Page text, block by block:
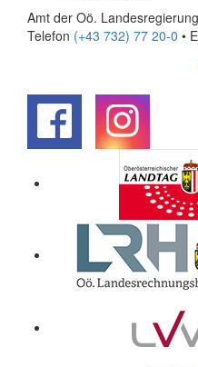
Amt der Oö.
Telefon (+43 732) 77 20-0 •